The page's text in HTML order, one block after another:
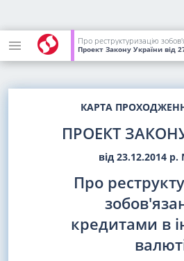
Проект Закону України від
КАРТА
ПРОЕКТ
від 23.12.2014 р.
Про
кредитами в